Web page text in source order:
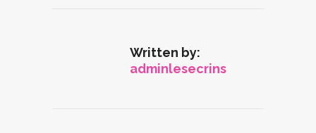
Written by:
adminlesecrins